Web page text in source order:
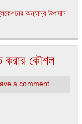
অন্যান্য উপাদান
করার কৌশল
a comment